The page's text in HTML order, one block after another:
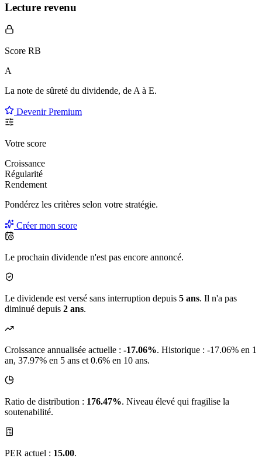
Lecture revenu
Score RB
A
La note de sûreté du dividende, de A à E.
Devenir Premium
Votre score
Croissance
Régularité
Rendement
Pondérez les critères selon votre stratégie.
Créer mon score
Le prochain dividende n'est pas encore annoncé.
Le dividende est versé sans interruption depuis 5 ans. Il n'a pas
diminué depuis 2 ans.
Croissance annualisée actuelle : -17.06%. Historique : -17.06% en 1
an, 37.97% en 5 ans et 0.6% en 10 ans.
Ratio de distribution : 176.47%. Niveau élevé qui fragilise la
soutenabilité.
PER actuel : 15.00.